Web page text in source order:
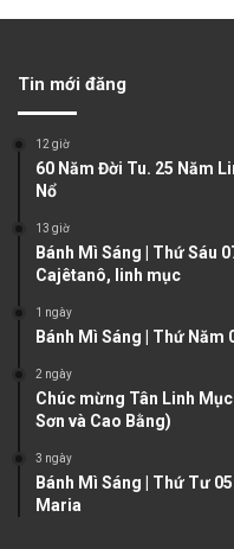
Tin mới đăng
12 giờ
60 Năm Đời Tu. 25 Năm
Nổ
13 giờ
Bánh Mì Sáng | Thứ Sáu
Cajêtanô, linh mục
1 ngày
Bánh Mì Sáng | Thứ Năm
2 ngày
Chúc mừng Tân Linh
Sơn và Cao Bằng)
3 ngày
Bánh Mì Sáng | Thứ Tư
Maria